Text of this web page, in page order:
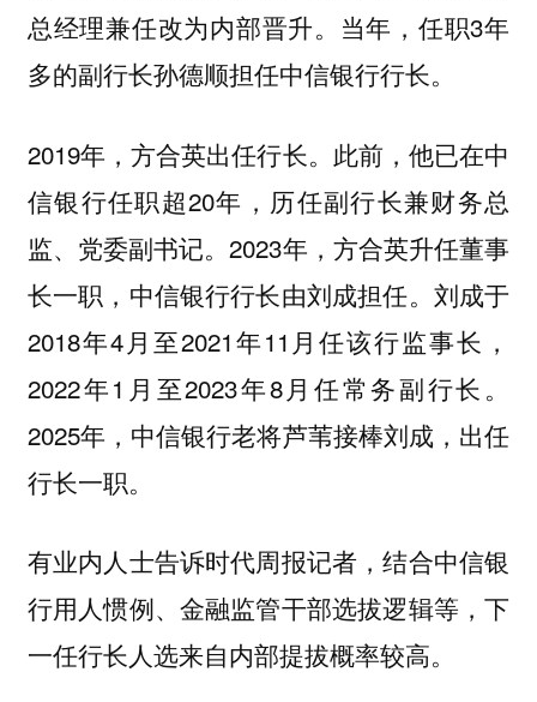
总经理兼任改为内部晋升。当年，任职3年
多的副行长孙德顺担任中信银行行长。
2019年，方合英出任行长。此前，他已在中
信银行任职超20年，历任副行长兼财务总
监、党委副书记。2023年，方合英升任董事
长一职，中信银行行长由刘成担任。刘成于
2018年4月至2021年11月任该行监事长，
2022年1月至2023年8月任常务副行长。
2025年，中信银行老将芦苇接棒刘成，出任
行长一职。
有业内人士告诉时代周报记者，结合中信银
行用人惯例、金融监管干部选拔逻辑等，下
一任行长人选来自内部提拔概率较高。